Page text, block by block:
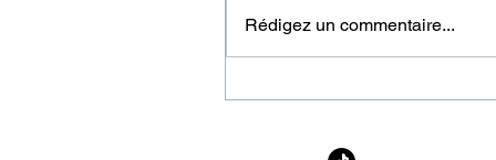
Rédigez un commentaire...